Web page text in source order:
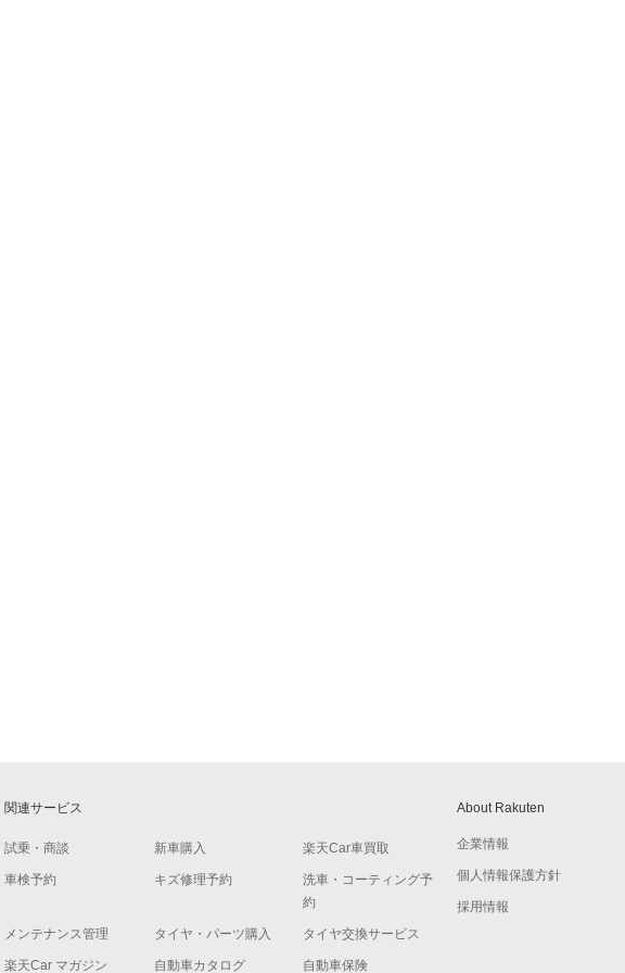
関連サービス
試乗・商談 新車購入 楽天Car車買取
車検予約 キズ修理予約
洗車・コーティング予
約
メンテナンス管理 タイヤ・パーツ購入 タイヤ交換サービス
楽天Car マガジン 自動車カタログ 自動車保険
About Rakuten
企業情報
個人情報保護方針
採用情報